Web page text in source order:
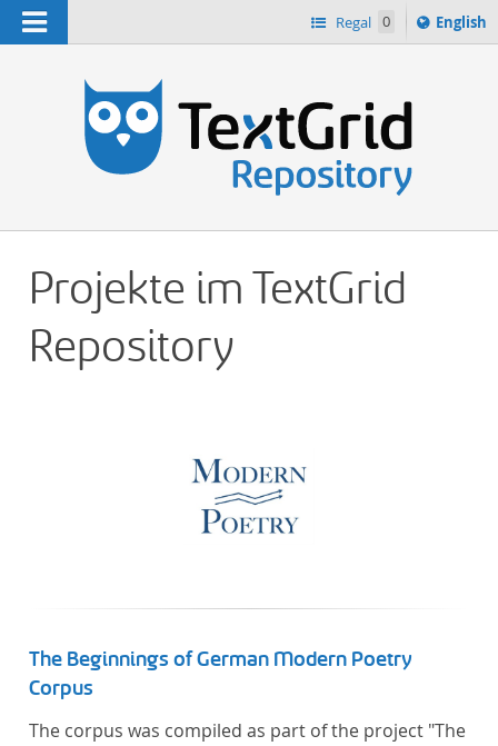
Navigation Regal 0
Switch
English
Projekte im TextGrid
Repository
The Beginnings of German Modern Poetry
Corpus
The corpus was compiled as part of the project "The